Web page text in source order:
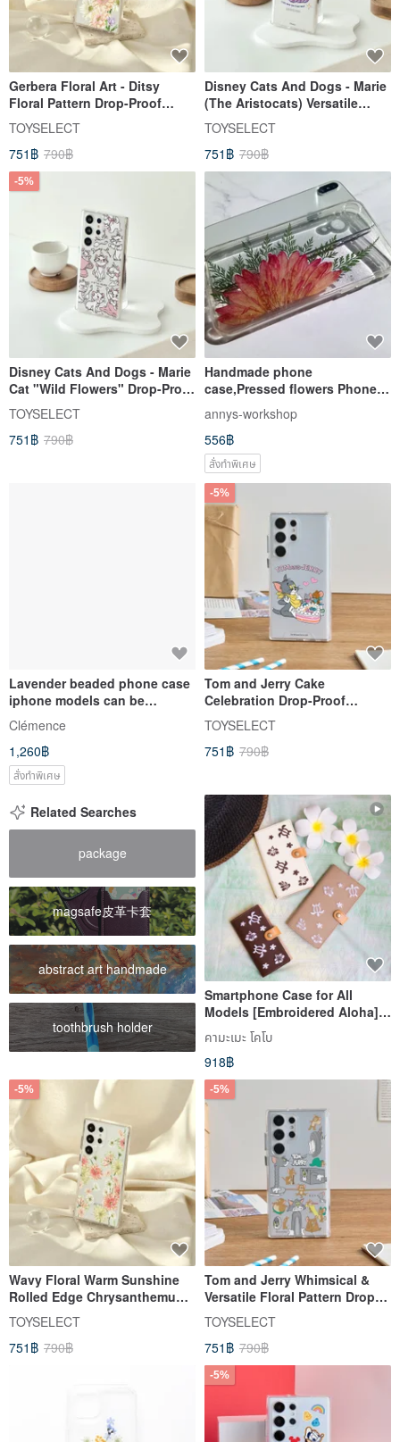
Gerbera Floral Art - Ditsy
Floral Pattern Drop-Proof
Clear Samsung Phone Case
TOYSELECT
751฿ 790฿
Disney Cats And Dogs - Marie
(The Aristocats) Versatile
Drop-Proof Clear SAMSUNG
Phone Case
TOYSELECT
751฿ 790฿
-5%
Disney Cats And Dogs - Marie
Cat "Wild Flowers" Drop-Proof
Clear Case for SAMSUNG
TOYSELECT
751฿ 790฿
Handmade phone
case,Pressed flowers Phone
case, Cerbera
annys-workshop
556฿
สั่งทำพิเศษ
Lavender beaded phone case
iphone models can be
customized
Clémence
1,260฿
สั่งทำพิเศษ
-5%
Tom and Jerry Cake
Celebration Drop-Proof
Transparent SAMSUNG Phone
Case
TOYSELECT
751฿ 790฿
Related Searches
package
magsafe皮革卡套
abstract art handmade
toothbrush holder
Smartphone Case for All
Models [Embroidered Aloha]
Genuine Leather Honu
Summer Ivory Beige Brown
A084I
คามะเมะ โคโบ
918฿
-5%
Wavy Floral Warm Sunshine
Rolled Edge Chrysanthemum -
Ditsy Floral Drop-Proof Clear
SAMSUNG Phone Case
TOYSELECT
751฿ 790฿
-5%
Tom and Jerry Whimsical &
Versatile Floral Pattern Drop-
Proof Clear SAMSUNG Phone
Case
TOYSELECT
751฿ 790฿
-5%